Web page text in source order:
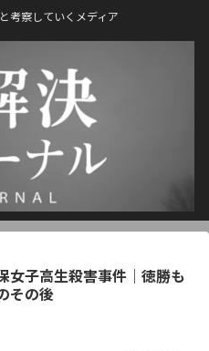
考察していくメディア
女子高生殺害事件｜徳勝も
その後